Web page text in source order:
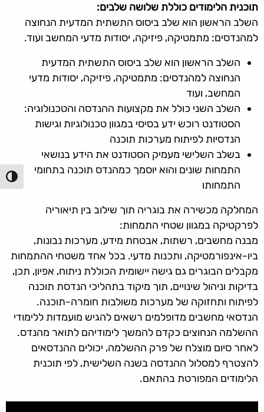
תוכנית הלימודים כוללת שלושה שלבים:
השלב הראשון הוא שלב ביסוס התשתית המדעית הנחוצה
למהנדסים: מתמטיקה, פיזיקה, יסודות מדעי המחשב ועוד.
השלב הראשון הוא שלב ביסוס התשתית המדעית
הנחוצה למהנדסים: מתמטיקה, פיזיקה, יסודות מדעי
המחשב, ועוד
השלב השני כולל את מקצועות ההנדסה והטכנולוגיה:
הסטודנט רוכש ידע בסיסי במגוון טכנולוגיות וגישות
הנדסיות לפיתוח מערכות תוכנה
בשלב השלישי מעמיק הסטודנט את הידע בנושאי
התמחות שונים והוא יוסמך כמהנדס תוכנה בתחומי
התמחותו
המחלקה מכשירה את בוגריה תוך שילוב בין תיאוריה
לפרקטיקה במגוון שטחי התמחות:
מבנה מחשבים, רשתות, אבטחת מידע, מערכות נבונות,
ביו-אינפורמטיקה, ותכנות מדעי. בכל אחד משטחי ההתמחות
מקבלים הבוגרים גם גישה יישומית הכוללת ניתוח, אפיון, תכן,
בדיקות וניהול שינויים, תוך מיקוד בתהליכי הנדסת תוכנה
לפיתוח ותחזוקה של מערכות משולבות חומרה-תוכנה.
הנדסאי מחשבים מדופלמים רשאים להגיש מועמדות ללימודי
ההשלמה הנחוצים כקדם להמשך לימודיהם לתואר מהנדס.
לאחר סיום מוצלח של פרק ההשלמה, יכולים ההנדסאים
להצטרף למסלול ההנדסה בשנה השלישית, לפי תוכנית
הלימודים המפורטת בהתאם.